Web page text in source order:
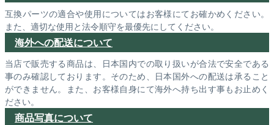
互換パーツの適合や使用についてはお客様にてお確かめください。
また、適切な使用と法令順守を最優先にしてください。
海外への配送について
当店で販売する商品は、日本国内での取り扱いが合法で安全である
事のみ確認しております。そのため、日本国外への配送は承ること
ができません。また、お客様自身にて海外へ持ち出す事もお止めく
ださい。
商品写真について